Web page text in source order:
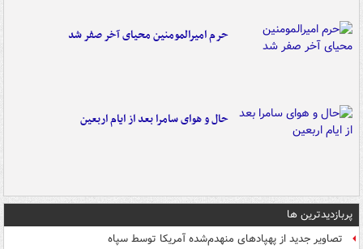
حرم امیرالمومنین محیای آخر صفر شد
حال و هوای سامرا بعد از ایام اربعین
پربازدیدترین ها
تصاویر جدید از پهپادهای منهدم‌شده آمریکا توسط سپاه